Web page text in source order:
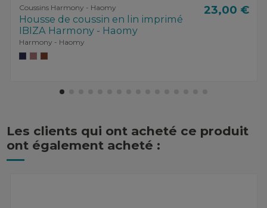
Coussins Harmony - Haomy
Housse de coussin en lin imprimé
IBIZA Harmony - Haomy
Harmony - Haomy
23,00 €
Les clients qui ont acheté ce produit
ont également acheté :